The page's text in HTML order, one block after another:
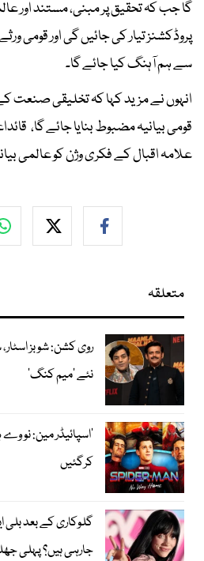
گا جب کہ تحقیق پر مبنی، مستند اور
پروڈکشنز تیار کی جائیں گی اور قومی
سے ہم آہنگ کیا جائے گا۔
انہوں نے مزید کہا کہ تخلیقی صنعت
قومی بیانیہ مضبوط بنایا جائے گا،
علامہ اقبال کے فکری وژن کو عالمی
متعلقہ
روی کشن: شوبز
نئے ’میم کنگ‘
’اسپائیڈر مین: نو وے
کرگئیں
گلوکاری کے بعد بلی
جارہی ہیں؟ پہلی